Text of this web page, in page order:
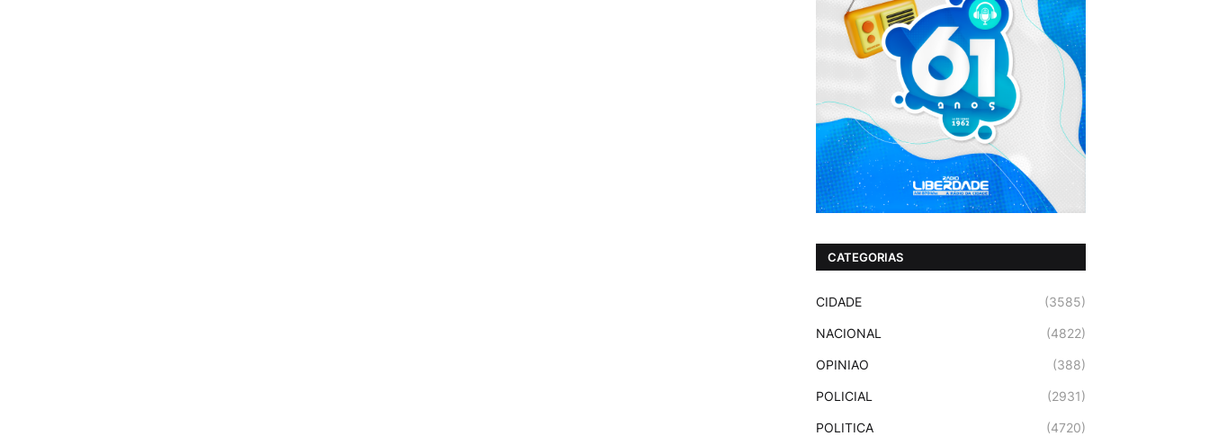
CATEGORIAS
CIDADE (3585)
NACIONAL (4822)
OPINIAO (388)
POLICIAL (2931)
POLITICA (4720)